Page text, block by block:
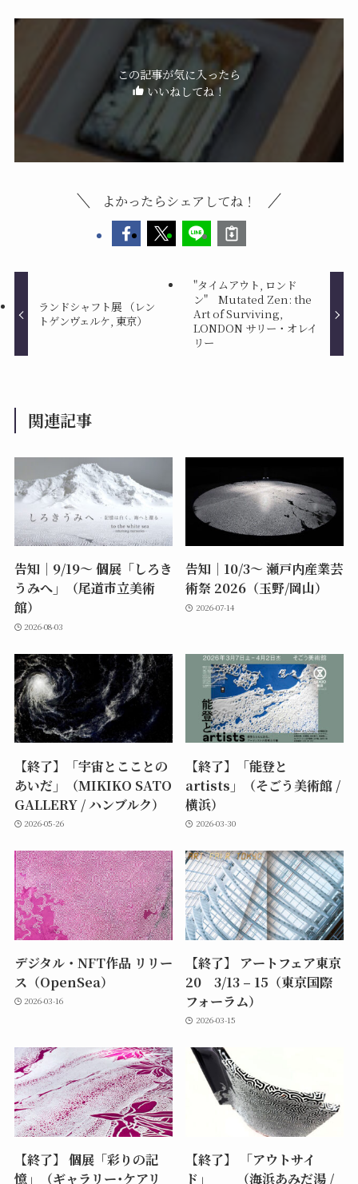
この記事が気に入ったら
いいねしてね！
よかったらシェアしてね！
ランドシャフト展 （レン
トゲンヴェルケ, 東京）
"タイムアウト, ロンド
ン" Mutated Zen: the
Art of Surviving,
LONDON サリー・オレイ
リー
関連記事
告知｜9/19〜 個展「しろき
うみへ」（尾道市立美術
館）
2026-08-03
告知｜10/3〜 瀬戸内産業芸
術祭 2026（玉野/岡山）
2026-07-14
【終了】「宇宙とこことの
あいだ」（MIKIKO SATO
GALLERY / ハンブルク）
2026-05-26
【終了】「能登と
artists」（そごう美術館 /
横浜）
2026-03-30
デジタル・NFT作品 リリー
ス（OpenSea）
2026-03-16
【終了】 アートフェア東京
20 3/13 – 15（東京国際
フォーラム）
2026-03-15
【終了】 個展「彩りの記
憶」（ギャラリー･ケアリ
【終了】 「アウトサイ
ド」 （海浜あみだ湯 /